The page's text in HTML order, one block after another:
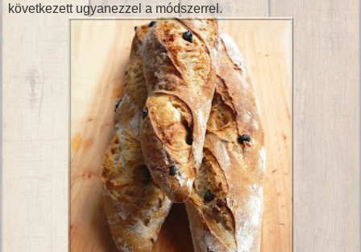
következett ugyanezzel a módszerrel.